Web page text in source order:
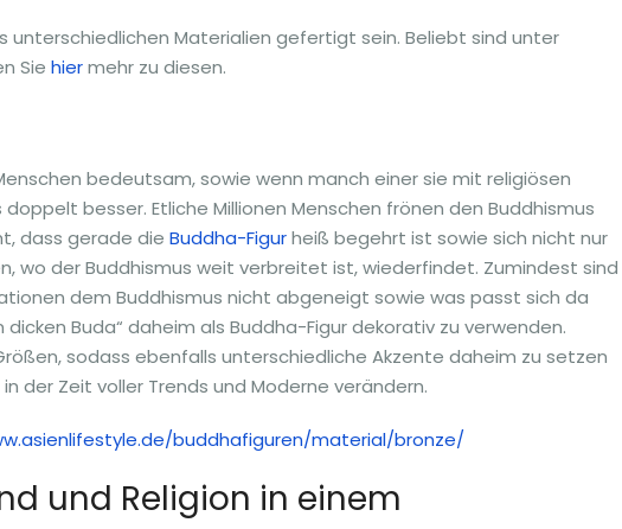
unterschiedlichen Materialien gefertigt sein. Beliebt sind unter
Sie hiermehr zu diesen.
bedeutsam, sowie wenn manch einer sie mit religiösen
besser. Etliche Millionen Menschen frönen den Buddhismus
dass gerade die Buddha-Figurheiß begehrt ist sowie sich nicht nur
wo der Buddhismus weit verbreitet ist, wiederfindet. Zumindest sind
dem Buddhismus nicht abgeneigt sowie was passt sich da
Buda“ daheim als Buddha-Figur dekorativ zu verwenden.
sodass ebenfalls unterschiedliche Akzente daheim zu setzen
der Zeit voller Trends und Moderne verändern.
buddhafiguren/material/bronze/
und Religion in einem